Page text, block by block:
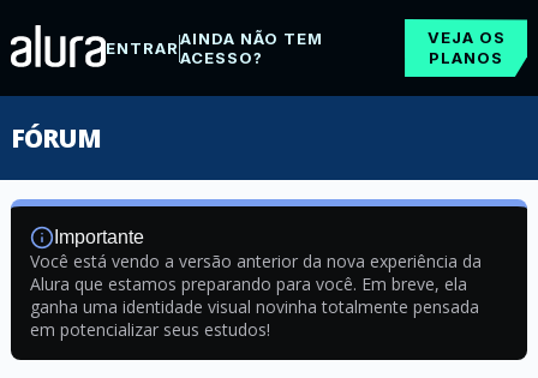
ENTRARAINDA NÃO TEM
ACESSO?
VEJA OS
PLANOS
FÓRUM
Importante
Você está vendo a versão anterior da nova experiência da
Alura que estamos preparando para você. Em breve, ela
ganha uma identidade visual novinha totalmente pensada
em potencializar seus estudos!